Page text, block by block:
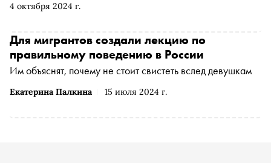
4 октября 2024 г.
Екатерина Палкина 15 июля 2024 г.
Для мигрантов создали лекцию по
правильному поведению в России
Им объяснят, почему не стоит свистеть вслед девушкам